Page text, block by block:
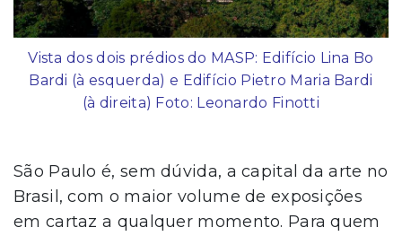
Vista dos dois prédios do MASP: Edifício Lina Bo
Bardi (à esquerda) e Edifício Pietro Maria Bardi
(à direita) Foto: Leonardo Finotti
São Paulo é, sem dúvida, a capital da arte no
Brasil, com o maior volume de exposições
em cartaz a qualquer momento. Para quem